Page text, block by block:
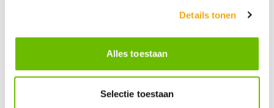
Details tonen
Alles toestaan
Selectie toestaan
€ 400,00 € 695,00